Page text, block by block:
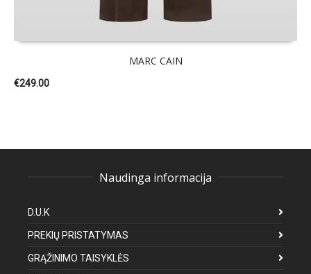
MARC CAIN
€249.00
Naudinga informacija
D.U.K
PREKIŲ PRISTATYMAS
GRĄŽINIMO TAISYKLĖS